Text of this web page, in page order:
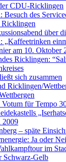
CDU-Ricklingen
des
Ricklingen
über
am 10. Oktober
Ricklingen:
sich zusammen
Ricklingen/
für Tempo
2009
– späte
Ja oder
im
Schwarz-Gelb